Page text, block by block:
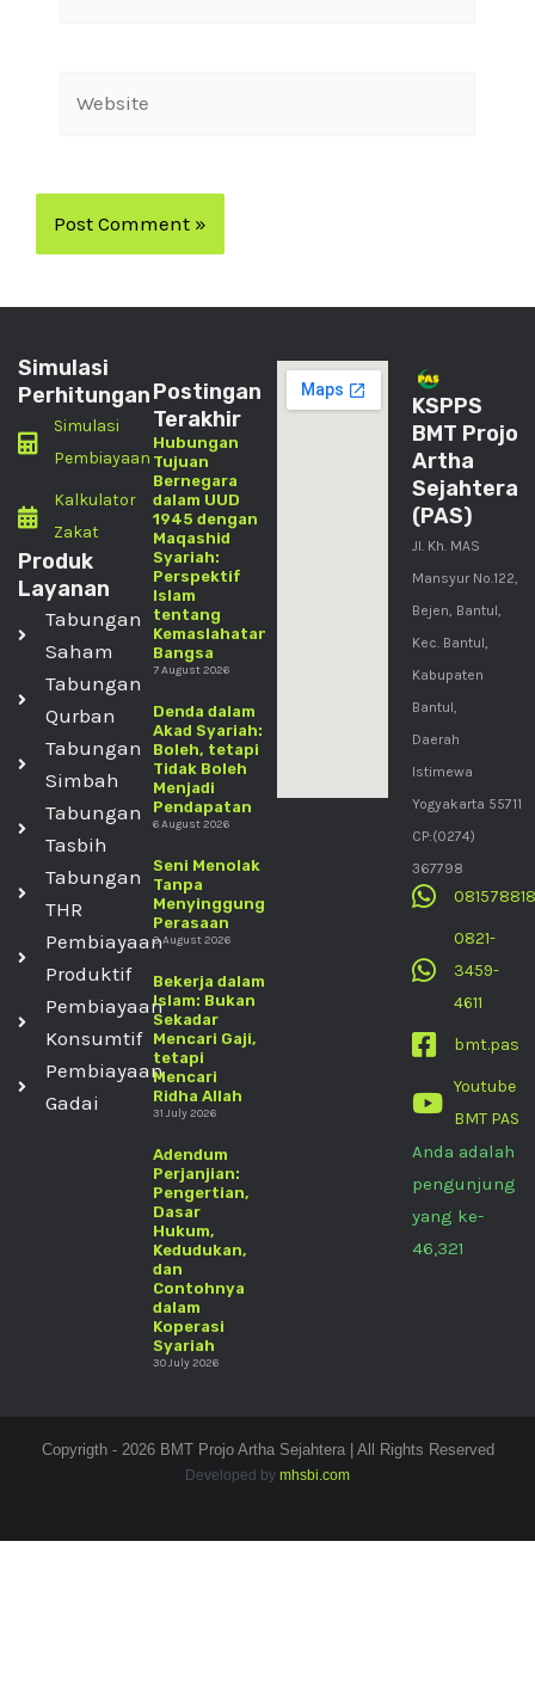
Simulasi
Perhitungan
Simulasi
Pembiayaan
Kalkulator
Zakat
Produk
Layanan
Tabungan
Saham
Tabungan
Qurban
Tabungan
Simbah
Tabungan
Tasbih
Tabungan
THR
Pembiayaan
Produktif
Pembiayaan
Konsumtif
Pembiayaan
Gadai
Postingan
Terakhir
Hubungan
Tujuan
Bernegara
dalam UUD
1945 dengan
Maqashid
Syariah:
Perspektif
Islam
tentang
Kemaslahatan
Bangsa
7 August 2026
Denda dalam
Akad Syariah:
Boleh, tetapi
Tidak Boleh
Menjadi
Pendapatan
6 August 2026
Seni Menolak
Tanpa
Menyinggung
Perasaan
3 August 2026
Bekerja dalam
Islam: Bukan
Sekadar
Mencari Gaji,
tetapi
Mencari
Ridha Allah
31 July 2026
Adendum
Perjanjian:
Pengertian,
Dasar
Hukum,
Kedudukan,
dan
Contohnya
dalam
Koperasi
Syariah
30 July 2026
KSPPS
BMT Projo
Artha
Sejahtera
(PAS)
Jl. Kh. MAS
Mansyur No.122,
Bejen, Bantul,
Kec. Bantul,
Kabupaten
Bantul,
Daerah
Istimewa
Yogyakarta 55711
CP:(0274)
367798
0821-
3459-
4611
bmt.pas
Youtube
BMT PAS
Anda adalah
pengunjung
yang ke-
46,321
Copyrigth - 2026 BMT Projo Artha Sejahtera | All Rights Reserved
Developed by mhsbi.com